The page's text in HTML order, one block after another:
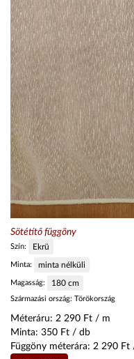
Sötétítő függöny
Szín: Ekrü
Minta: minta nélküli
Magasság: 180 cm
Származási ország: Törökország
Méteráru: 2 290 Ft / m
Minta: 350 Ft / db
Függöny méterára: 2 290 Ft